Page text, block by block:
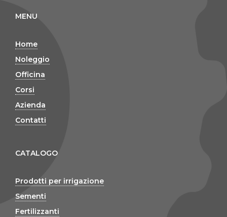
MENU
Home
Noleggio
Officina
Corsi
Azienda
Contatti
CATALOGO
Prodotti per irrigazione
Sementi
Fertilizzanti